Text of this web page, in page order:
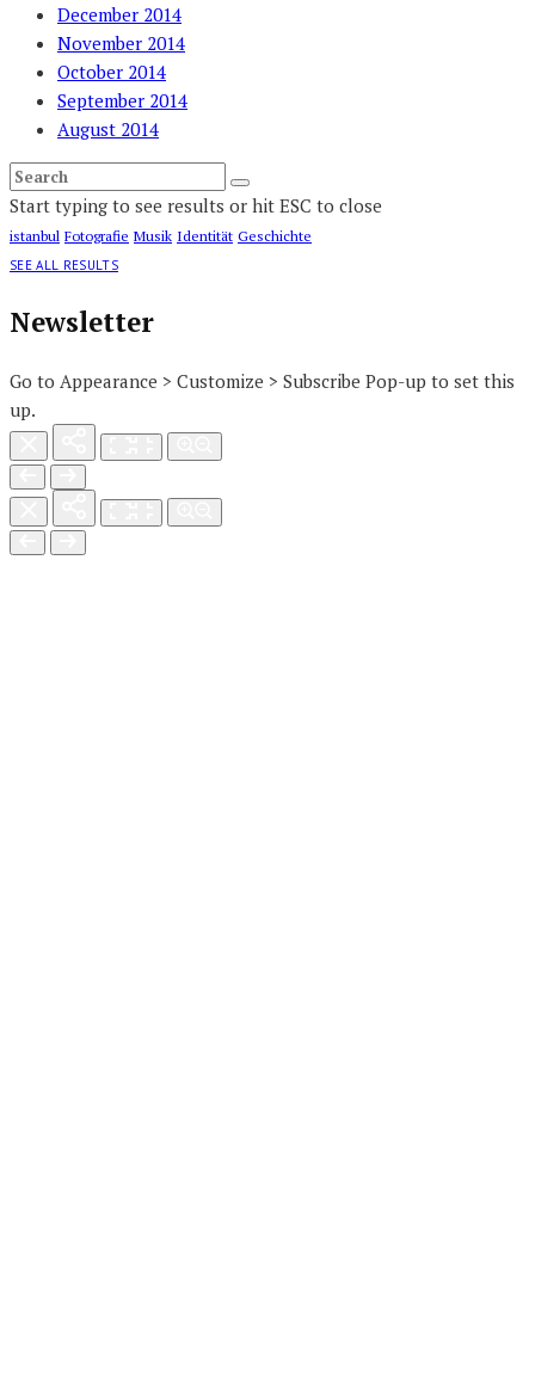
December 2014
November 2014
October 2014
September 2014
August 2014
Start typing to see results or hit ESC to close
istanbul Fotografie Musik Identität Geschichte
SEE ALL RESULTS
Newsletter
Go to Appearance > Customize > Subscribe Pop-up to set this
up.